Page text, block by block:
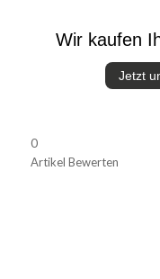
Wir kaufen
Jetzt
0
Artikel Bewerten